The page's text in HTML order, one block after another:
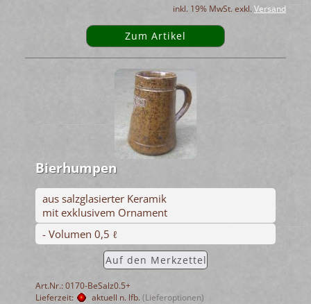
inkl. 19% MwSt. exkl.Versand
Zum Artikel
Bierhumpen
aus salzglasierter Keramik
mit exklusivem Ornament
- Volumen 0,5 ℓ
Auf den Merkzettel
Art.Nr.: 0170-BeSalz0.5+
Lieferzeit:
aktuell n. lfb.(Lieferoptionen)